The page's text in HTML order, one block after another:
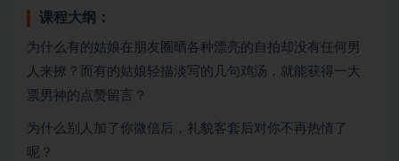
课程大纲：
为什么有的姑娘在朋友圈晒各种漂亮的自拍却没有任何男
人来撩？而有的姑娘轻描淡写的几句鸡汤，就能获得一大
票男神的点赞留言？
为什么别人加了你微信后，礼貌客套后对你不再热情了
呢？